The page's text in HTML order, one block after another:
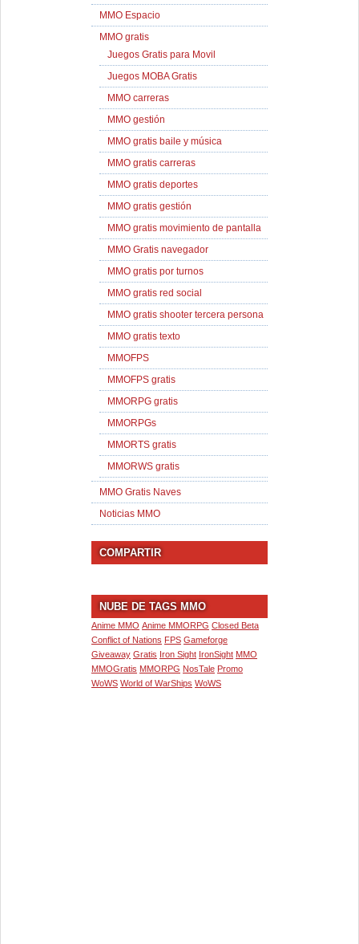
MMO Espacio
MMO gratis
Juegos Gratis para Movil
Juegos MOBA Gratis
MMO carreras
MMO gestión
MMO gratis baile y música
MMO gratis carreras
MMO gratis deportes
MMO gratis gestión
MMO gratis movimiento de pantalla
MMO Gratis navegador
MMO gratis por turnos
MMO gratis red social
MMO gratis shooter tercera persona
MMO gratis texto
MMOFPS
MMOFPS gratis
MMORPG gratis
MMORPGs
MMORTS gratis
MMORWS gratis
MMO Gratis Naves
Noticias MMO
COMPARTIR
NUBE DE TAGS MMO
Anime MMO Anime MMORPG Closed Beta
Conflict of Nations FPS Gameforge
Giveaway Gratis Iron Sight IronSight MMO
MMOGratis MMORPG NosTale Promo
WoWS World of WarShips WoWS